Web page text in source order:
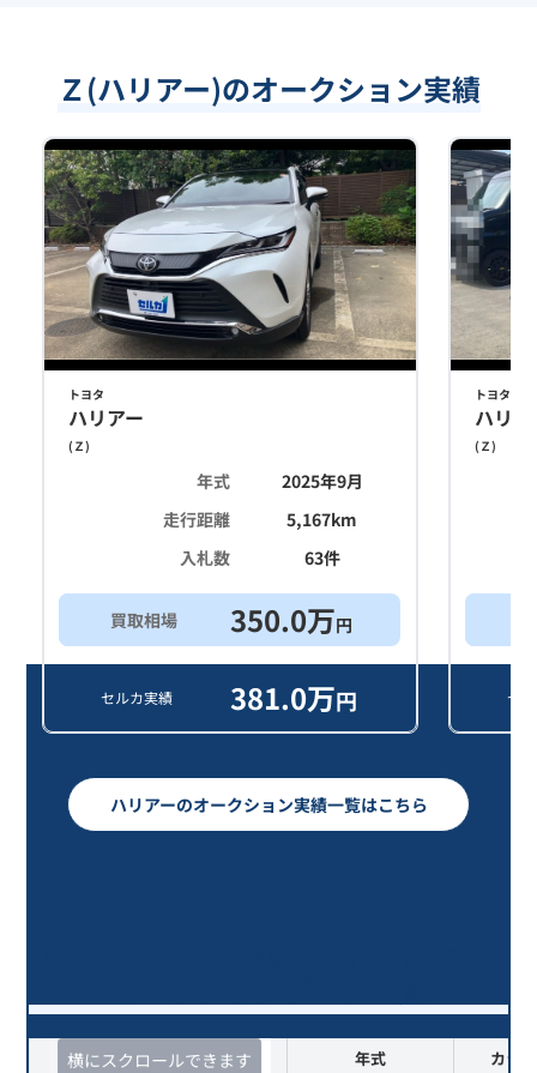
Ｚ(ハリアー)のオークション実績
トヨタ
ハリアー
( Ｚ)
年式
2025年9月
走行距離
5,167km
入札数
63件
買取相場 350.0万円
セルカ実績 381.0万円
トヨタ
ハリア
( Ｚ)
セ
ハリアーのオークション実績一覧はこちら
横にスクロールできます
査定時期 セルカ実績 年式 カラー